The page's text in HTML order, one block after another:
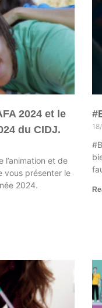
2024 et le
du CIDJ.
l’animation et de
vous présenter le
2024.